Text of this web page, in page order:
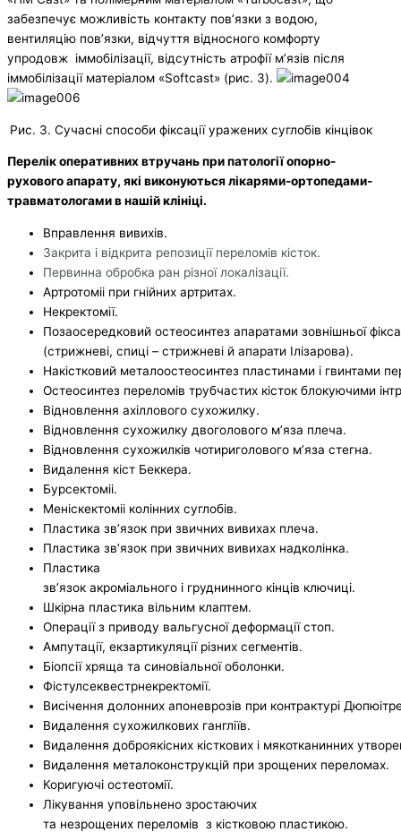
забезпечує можливість контакту пов’язки з водою,
вентиляцію пов’язки, відчуття відносного комфорту
упродовж іммобілізації, відсутність атрофії м’язів після
іммобілізації матеріалом «Softcast» (рис. 3).
Рис. 3. Сучасні способи фіксації уражених суглобів кінцівок
Перелік оперативних втручань при патології опорно-
рухового апарату, які виконуються лікарями-ортопедами-
травматологами в нашій клініці.
Вправлення вивихів.
Закрита і відкрита репозиції переломів кісток.
Первинна обробка ран різної локалізації.
Артротоміі при гнійних артритах.
Некректомії.
Позаосередковий остеосинтез апаратами зовнішньої
(стрижневі, спиці – стрижневі й апарати Ілізарова).
Накістковий металоостеосинтез пластинами і гвинтами
Остеосинтез переломів трубчастих кісток блокуючими
Відновлення ахіллового сухожилку.
Відновлення сухожилку двоголового м’яза плеча.
Відновлення сухожилків чотириголового м’яза стегна.
Видалення кіст Беккера.
Бурсектоміі.
Меніскектоміі колінних суглобів.
Пластика зв’язок при звичних вивихах плеча.
Пластика зв’язок при звичних вивихах надколінка.
Пластика
зв’язок акроміального і груднинного кінців ключиці.
Шкірна пластика вільним клаптем.
Операції з приводу вальгусної деформації стоп.
Ампутації, екзартикуляції різних сегментів.
Біопсії хряща та синовіальної оболонки.
Фістулсеквестрнекректомії.
Висічення долонних апоневрозів при контрактурі
Видалення сухожилкових гангліїв.
Видалення доброякісних кісткових і мякотканинних
Видалення металоконструкцій при зрощених переломах.
Коригуючі остеотомії.
Лікування уповільнено зростаючих
та незрощених переломів з кістковою пластикою.